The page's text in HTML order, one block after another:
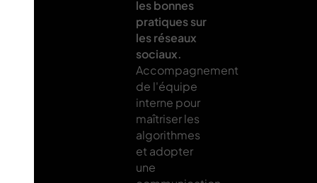
les bonnes
pratiques sur
les réseaux
sociaux.
Accompagnement
de l'équipe
interne pour
maîtriser les
algorithmes
et adopter
une